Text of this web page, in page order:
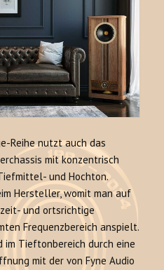
Reihe nutzt auch das
mit konzentrisch
und Hochton.
Hersteller, womit man auf
und ortsrichtige
Frequenzbereich anspielt.
im Tieftonbereich durch eine
mit der von Fyne Audio